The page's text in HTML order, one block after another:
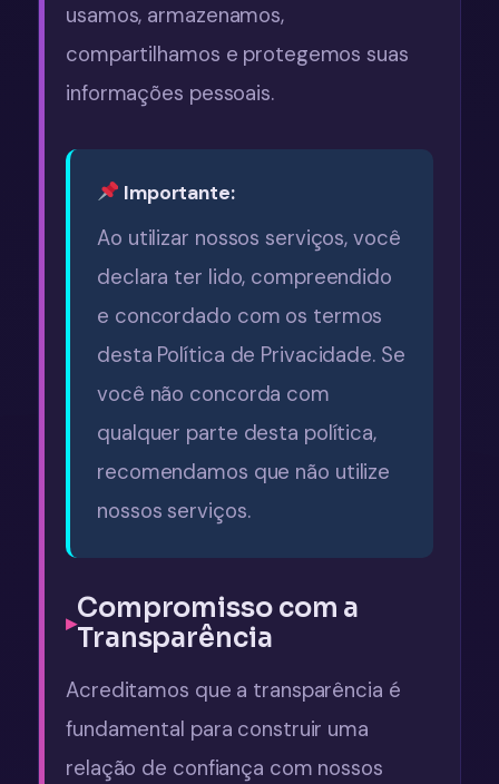
usamos, armazenamos,
compartilhamos e protegemos suas
informações pessoais.
Importante:
Ao utilizar nossos serviços, você
declara ter lido, compreendido
e concordado com os termos
desta Política de Privacidade. Se
você não concorda com
qualquer parte desta política,
recomendamos que não utilize
nossos serviços.
Compromisso com a
Transparência
Acreditamos que a transparência é
fundamental para construir uma
relação de confiança com nossos